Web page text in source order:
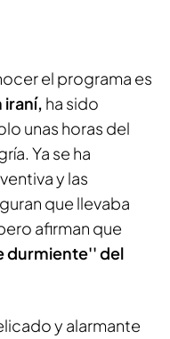
el programa es
iraní, ha sido
unas horas del
Ya se ha
y las
que llevaba
afirman que
durmiente'' del
y alarmante